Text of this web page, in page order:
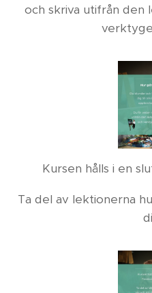
och skriva utifrån den
Kursen hålls i en
Ta del av lektionerna